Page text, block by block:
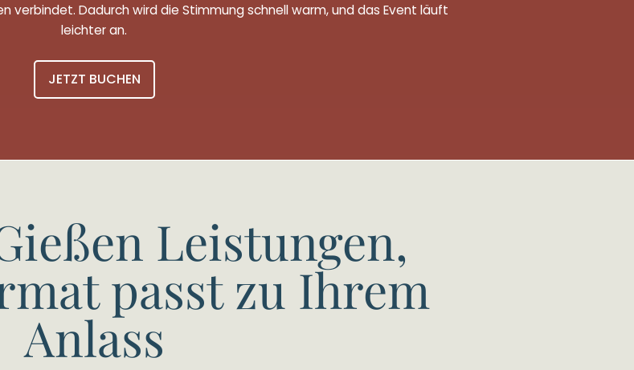
verbindet. Dadurch wird die Stimmung schnell warm, und das Event läuft
leichter an.
JETZT BUCHEN
Leistungen,
passt zu Ihrem
Anlass